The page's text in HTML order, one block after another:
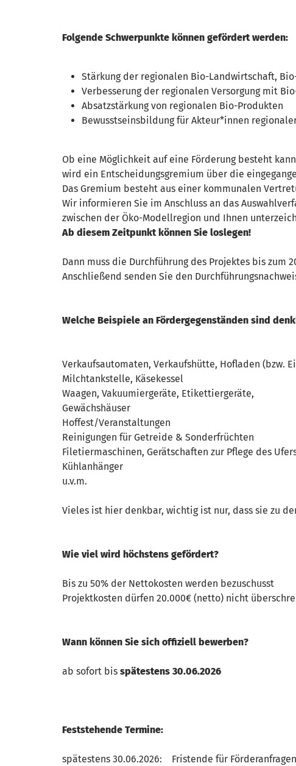
Folgende Schwerpunkte können gefördert werden:
Stärkung der regionalen Bio-Landwirtschaft,
Verbesserung der regionalen Versorgung mit
Absatzstärkung von regionalen Bio-Produkten
Bewusstseinsbildung für Akteur*innen
Ob eine Möglichkeit auf eine Förderung besteht
wird ein Entscheidungsgremium über die
Das Gremium besteht aus einer kommunalen
Wir informieren Sie im Anschluss an das
zwischen der Öko-Modellregion und Ihnen
Ab diesem Zeitpunkt können Sie loslegen!
Dann muss die Durchführung des Projektes bis zum
Anschließend senden Sie den
Welche Beispiele an Fördergegenständen sind
Verkaufsautomaten, Verkaufshütte, Hofladen (bzw.
Milchtankstelle, Käsekessel
Waagen, Vakuumiergeräte, Etikettiergeräte,
Gewächshäuser
Hoffest/Veranstaltungen
Reinigungen für Getreide & Sonderfrüchten
Filetiermaschinen, Gerätschaften zur Pflege des
Kühlanhänger
u.v.m.
Vieles ist hier denkbar, wichtig ist nur, dass sie zu
Wie viel wird höchstens gefördert?
Bis zu 50% der Nettokosten werden bezuschusst
Projektkosten dürfen 20.000€ (netto) nicht
Wann können Sie sich offiziell bewerben?
ab sofort bis spätestens 30.06.2026
Feststehende Termine:
spätestens 30.06.2026: Fristende für Förderanfragen